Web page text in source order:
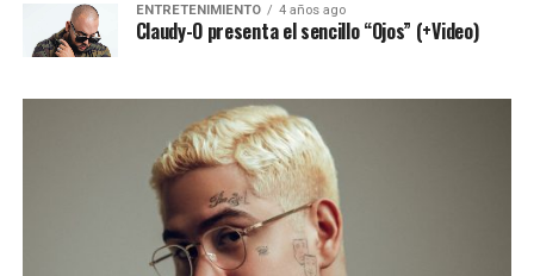
ENTRETENIMIENTO 4 años ago
Claudy-O presenta el sencillo “Ojos” (+Video)